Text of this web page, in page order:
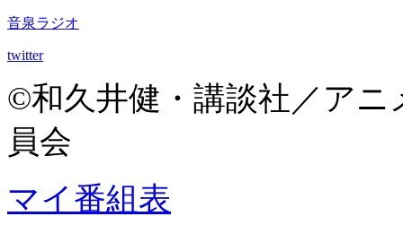
音泉ラジオ
twitter
©和久井健・講談社／ア
員会
マイ番組表